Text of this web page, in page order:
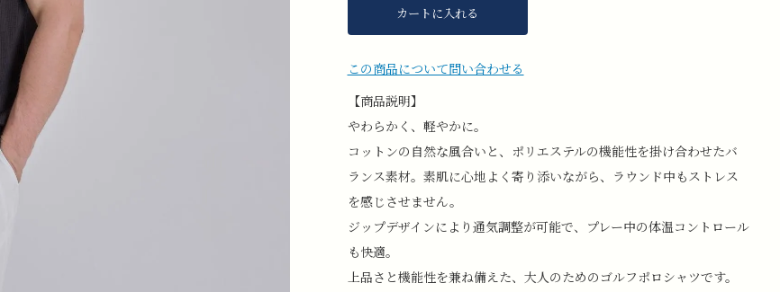
カートに入れる
この商品について問い合わせる
【商品説明】
やわらかく、軽やかに。
コットンの自然な風合いと、ポリエステルの機能性を掛け合わせたバ
ランス素材。素肌に心地よく寄り添いながら、ラウンド中もストレス
を感じさせません。
ジップデザインにより通気調整が可能で、プレー中の体温コントロール
も快適。
上品さと機能性を兼ね備えた、大人のためのゴルフポロシャツです。